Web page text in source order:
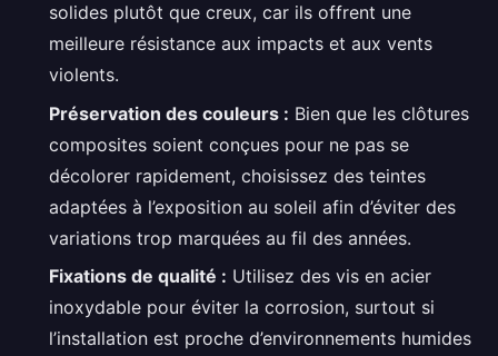
solides plutôt que creux, car ils offrent une
meilleure résistance aux impacts et aux vents
violents.
Préservation des couleurs : Bien que les clôtures
composites soient conçues pour ne pas se
décolorer rapidement, choisissez des teintes
adaptées à l’exposition au soleil afin d’éviter des
variations trop marquées au fil des années.
Fixations de qualité : Utilisez des vis en acier
inoxydable pour éviter la corrosion, surtout si
l’installation est proche d’environnements humides